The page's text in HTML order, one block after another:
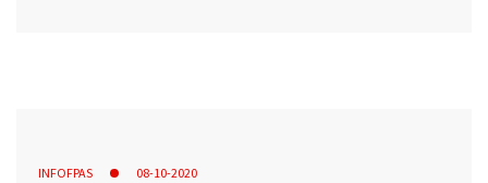
INFOFPAS 08-10-2020